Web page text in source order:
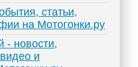
статьи,
на Мотогонки.ру
- новости,
и